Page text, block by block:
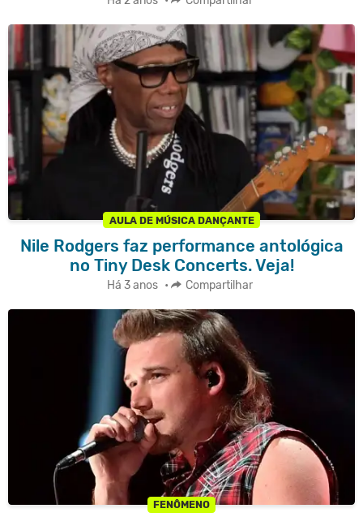
AULA DE MÚSICA DANÇANTE
Nile Rodgers faz performance antológica
no Tiny Desk Concerts. Veja!
Há 3 anos • Compartilhar
FENÔMENO